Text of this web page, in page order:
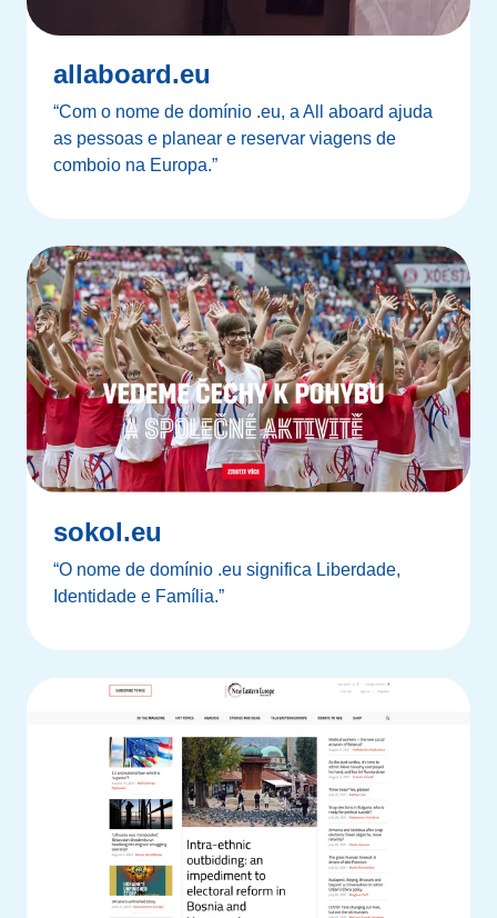
allaboard.eu
“Com o nome de domínio .eu, a All aboard ajuda
as pessoas e planear e reservar viagens de
comboio na Europa.”
sokol.eu
“O nome de domínio .eu significa Liberdade,
Identidade e Família.”